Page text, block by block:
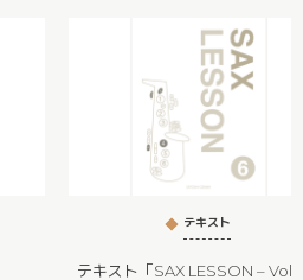
テキスト
テキスト「SAX LESSON –